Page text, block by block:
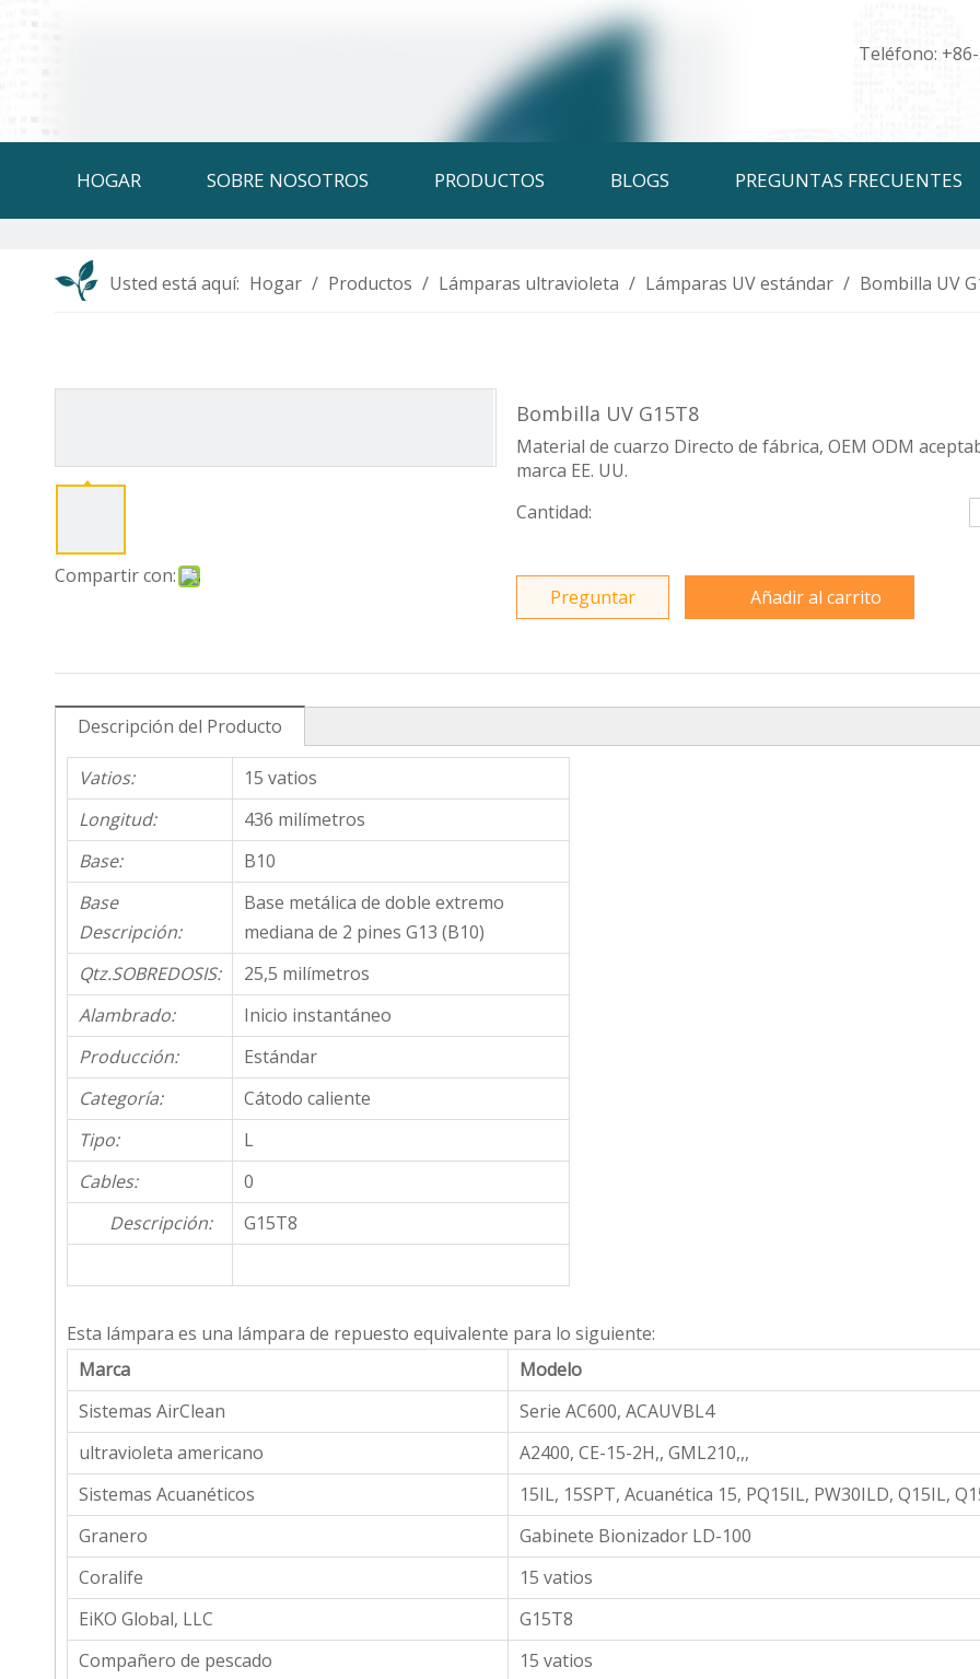
Teléfono:
HOGAR SOBRE NOSOTROS PRODUCTOS BLOGS PREGUNTAS FRECUENTES
Usted está aquí: Hogar / Productos / Lámparas ultravioleta / Lámparas UV estándar / Bombilla UV
Compartir con:
Bombilla UV G15T8
Material de cuarzo Directo de fábrica, OEM ODM
marca EE. UU.
Cantidad:
Preguntar Añadir al carrito
Descripción del Producto
Vatios:
15 vatios
Longitud:
436 milímetros
Base:
B10
Base
Descripción:
Base metálica de doble extremo
mediana de 2 pines G13 (B10)
Qtz.SOBREDOSIS:
25,5 milímetros
Alambrado:
Inicio instantáneo
Producción:
Estándar
Categoría:
Cátodo caliente
Tipo:
L
Cables:
0
Descripción:
G15T8
Esta lámpara es una lámpara de repuesto equivalente para lo siguiente:
Marca
Modelo
Sistemas AirClean
Serie AC600, ACAUVBL4
ultravioleta americano
A2400, CE-15-2H,, GML210,,,
Sistemas Acuanéticos
15IL, 15SPT, Acuanética 15, PQ15IL, PW30ILD, Q15IL,
Granero
Gabinete Bionizador LD-100
Coralife
15 vatios
EiKO Global, LLC
G15T8
Compañero de pescado
15 vatios